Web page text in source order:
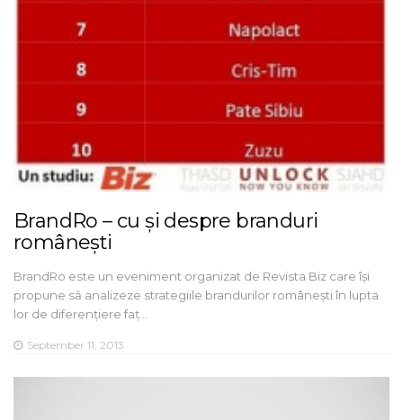
BrandRo – cu și despre branduri
românești
BrandRo este un eveniment organizat de Revista Biz care își
propune să analizeze strategiile brandurilor românești în lupta
lor de diferențiere faț…
September 11, 2013